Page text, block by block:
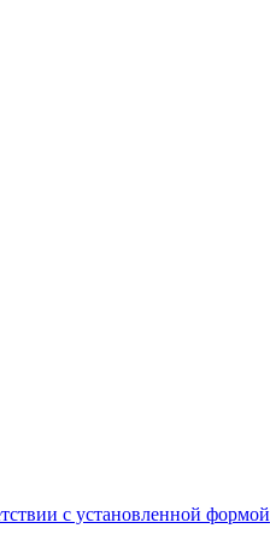
с установленной формой